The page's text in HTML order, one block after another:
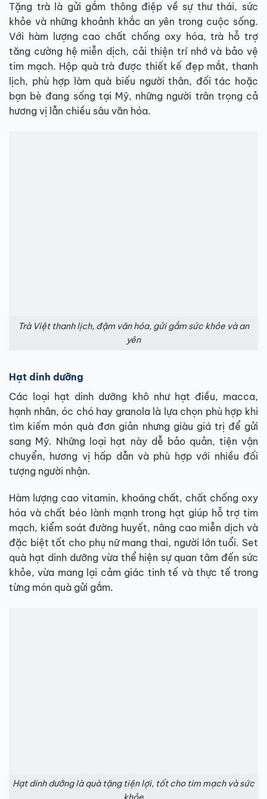
Tặng trà là gửi gắm thông điệp về sự thư thái, sức
khỏe và những khoảnh khắc an yên trong cuộc sống.
Với hàm lượng cao chất chống oxy hóa, trà hỗ trợ
tăng cường hệ miễn dịch, cải thiện trí nhớ và bảo vệ
tim mạch. Hộp quà trà được thiết kế đẹp mắt, thanh
lịch, phù hợp làm quà biếu người thân, đối tác hoặc
bạn bè đang sống tại Mỹ, những người trân trọng cả
hương vị lẫn chiều sâu văn hóa.
Trà Việt thanh lịch, đậm văn hóa, gửi gắm sức khỏe và an
yên
Hạt dinh dưỡng
Các loại hạt dinh dưỡng khô như hạt điều, macca,
hạnh nhân, óc chó hay granola là lựa chọn phù hợp khi
tìm kiếm món quà đơn giản nhưng giàu giá trị để gửi
sang Mỹ. Những loại hạt này dễ bảo quản, tiện vận
chuyển, hương vị hấp dẫn và phù hợp với nhiều đối
tượng người nhận.
Hàm lượng cao vitamin, khoáng chất, chất chống oxy
hóa và chất béo lành mạnh trong hạt giúp hỗ trợ tim
mạch, kiểm soát đường huyết, nâng cao miễn dịch và
đặc biệt tốt cho phụ nữ mang thai, người lớn tuổi. Set
quà hạt dinh dưỡng vừa thể hiện sự quan tâm đến sức
khỏe, vừa mang lại cảm giác tinh tế và thực tế trong
từng món quà gửi gắm.
Hạt dinh dưỡng là quà tặng tiện lợi, tốt cho tim mạch và sức